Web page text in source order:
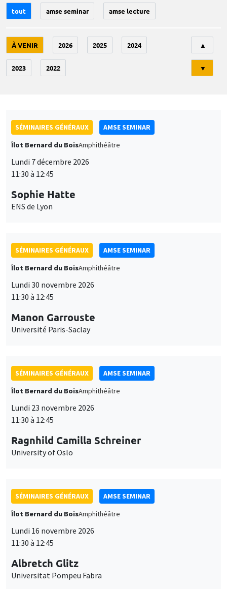
tout amse seminar amse lecture
À VENIR 2026 2025 2024
2023 2022
▲
▼
SÉMINAIRES GÉNÉRAUX
AMSE SEMINAR
Îlot Bernard du BoisAmphithéâtre
Lundi 7 décembre 2026
11:30 à 12:45
Sophie Hatte
ENS de Lyon
SÉMINAIRES GÉNÉRAUX
AMSE SEMINAR
Îlot Bernard du BoisAmphithéâtre
Lundi 30 novembre 2026
11:30 à 12:45
Manon Garrouste
Université Paris-Saclay
SÉMINAIRES GÉNÉRAUX
AMSE SEMINAR
Îlot Bernard du BoisAmphithéâtre
Lundi 23 novembre 2026
11:30 à 12:45
Ragnhild Camilla Schreiner
University of Oslo
SÉMINAIRES GÉNÉRAUX
AMSE SEMINAR
Îlot Bernard du BoisAmphithéâtre
Lundi 16 novembre 2026
11:30 à 12:45
Albretch Glitz
Universitat Pompeu Fabra